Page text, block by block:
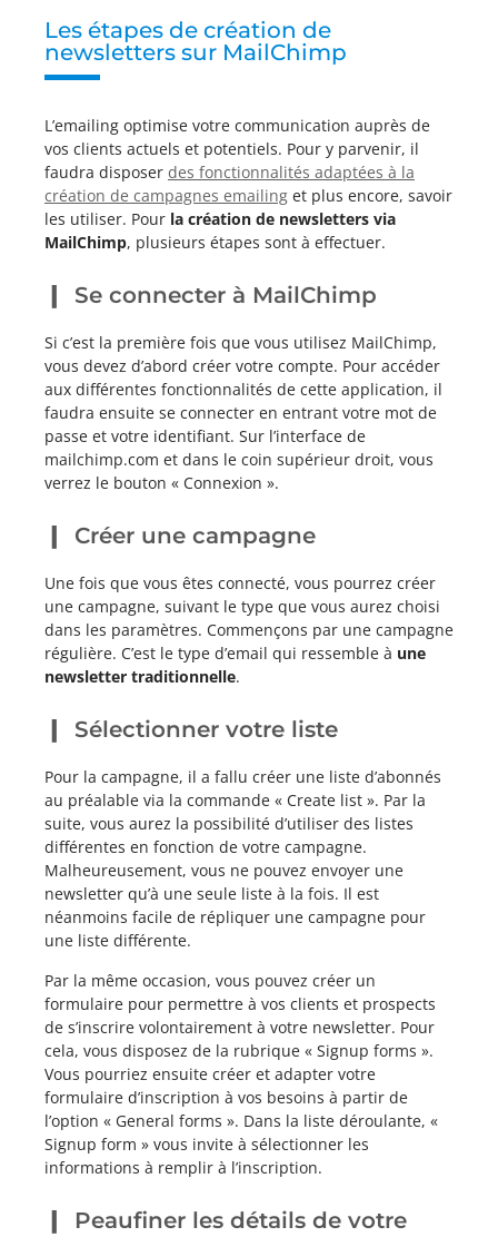
Les étapes de création de
newsletters sur MailChimp
L’emailing optimise votre communication auprès de
vos clients actuels et potentiels. Pour y parvenir, il
faudra disposer des fonctionnalités adaptées à la
création de campagnes emailing et plus encore, savoir
les utiliser. Pour la création de newsletters via
MailChimp, plusieurs étapes sont à effectuer.
Se connecter à MailChimp
Si c’est la première fois que vous utilisez MailChimp,
vous devez d’abord créer votre compte. Pour accéder
aux différentes fonctionnalités de cette application, il
faudra ensuite se connecter en entrant votre mot de
passe et votre identifiant. Sur l’interface de
mailchimp.com et dans le coin supérieur droit, vous
verrez le bouton « Connexion ».
Créer une campagne
Une fois que vous êtes connecté, vous pourrez créer
une campagne, suivant le type que vous aurez choisi
dans les paramètres. Commençons par une campagne
régulière. C’est le type d’email qui ressemble à une
newsletter traditionnelle.
Sélectionner votre liste
Pour la campagne, il a fallu créer une liste d’abonnés
au préalable via la commande « Create list ». Par la
suite, vous aurez la possibilité d’utiliser des listes
différentes en fonction de votre campagne.
Malheureusement, vous ne pouvez envoyer une
newsletter qu’à une seule liste à la fois. Il est
néanmoins facile de répliquer une campagne pour
une liste différente.
Par la même occasion, vous pouvez créer un
formulaire pour permettre à vos clients et prospects
de s’inscrire volontairement à votre newsletter. Pour
cela, vous disposez de la rubrique « Signup forms ».
Vous pourriez ensuite créer et adapter votre
formulaire d’inscription à vos besoins à partir de
l’option « General forms ». Dans la liste déroulante, «
Signup form » vous invite à sélectionner les
informations à remplir à l’inscription.
Peaufiner les détails de votre